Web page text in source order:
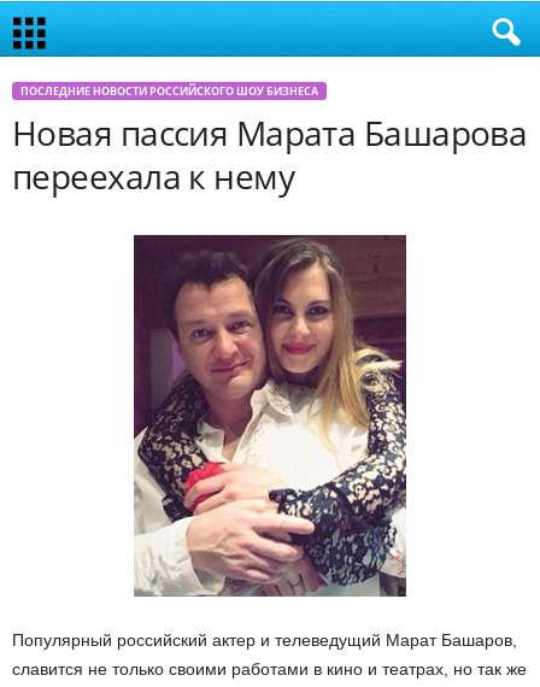
ПОСЛЕДНИЕ НОВОСТИ РОССИЙСКОГО ШОУ БИЗНЕСА
Новая пассия Марата Башарова
переехала к нему
Популярный российский актер и телеведущий Марат Башаров,
славится не только своими работами в кино и театрах, но так же